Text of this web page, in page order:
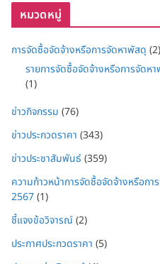
หมวดหมู่
การจัดซื้อจัดจ้างหรือการจัดหาพัสดุ (2)
รายการจัดซื้อจัดจ้างหรือการจัด
(1)
ข่าวกิจกรรม (76)
ข่าวประกวดราคา (343)
ข่าวประชาสัมพันธ์(359)
ความก้าวหน้าการจัดซื้อจัดจ้างหรือก
2567(1)
ชี้แจงข้อวิจารณ์(2)
ประกาศประกวดราคา (5)